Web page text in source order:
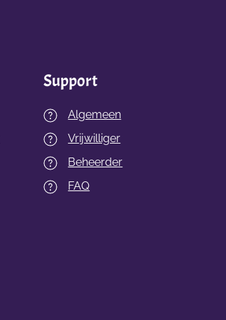
Support
Algemeen
Vrijwilliger
Beheerder
FAQ